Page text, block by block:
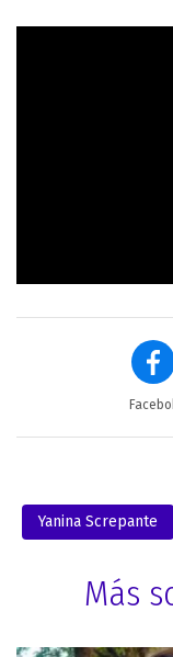
Yanina Screpante
Más